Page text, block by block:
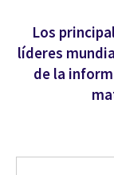
Los
líderes
de la